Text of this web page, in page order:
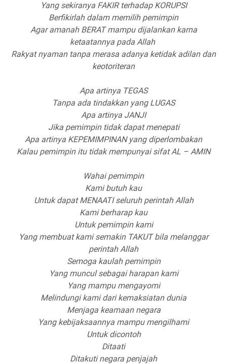
Yang sekiranya FAKIR terhadap KORUPSI
Berfikirlah dalam memilih pemimpin
Agar amanah BERAT mampu dijalankan karna
ketaatannya pada Allah
Rakyat nyaman tanpa merasa adanya ketidak adilan dan
keotoriteran
Apa artinya TEGAS
Tanpa ada tindakkan yang LUGAS
Apa artinya JANJI
Jika pemimpin tidak dapat menepati
Apa artinya KEPEMIMPINAN yang diperlombakan
Kalau pemimpin itu tidak mempunyai sifat AL – AMIN
Wahai pemimpin
Kami butuh kau
Untuk dapat MENAATI seluruh perintah Allah
Kami berharap kau
Untuk pemimpin kami
Yang membuat kami semakin TAKUT bila melanggar
perintah Allah
Semoga kaulah pemimpin
Yang muncul sebagai harapan kami
Yang mampu mengayomi
Melindungi kami dari kemaksiatan dunia
Menjaga keamaan negara
Yang kebijaksaannya mampu mengilhami
Untuk dicontoh
Ditaati
Ditakuti negara penjajah